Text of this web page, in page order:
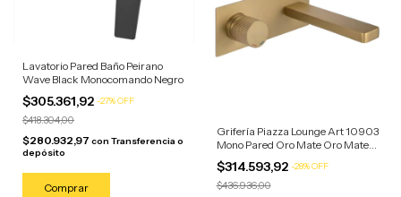
Lavatorio Pared Baño Peirano
Wave Black Monocomando Negro
$305.361,92 -27%OFF
$418.304,00
$280.932,97 con Transferencia o
depósito
Grifería Piazza Lounge Art 10903
Mono Pared Oro Mate Oro Mate
Mate
$314.593,92 -28%OFF
$436.936,00